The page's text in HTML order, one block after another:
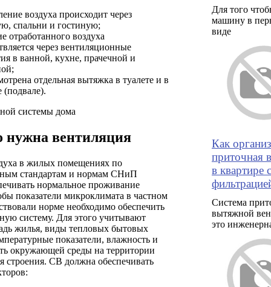
воздуха происходит через
спальни и гостиную;
отработанного воздуха
через вентиляционные
в ванной, кухне, прачечной и
отдельная вытяжка в туалете и в
(подвале).
системы дома
нужна вентиляция
в жилых помещениях по
стандартам и нормам СНиП
нормальное проживание
показатели микроклимата в частном
норме необходимо обеспечить
систему. Для этого учитывают
жилья, виды тепловых бытовых
показатели, влажность и
окружающей среды на территории
строения. СВ должна обеспечивать
Для того
машину в
виде
Как
приточная
в квартире с
Система
вытяжной
это